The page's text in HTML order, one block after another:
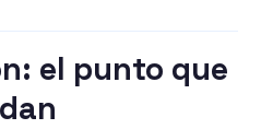
el punto que